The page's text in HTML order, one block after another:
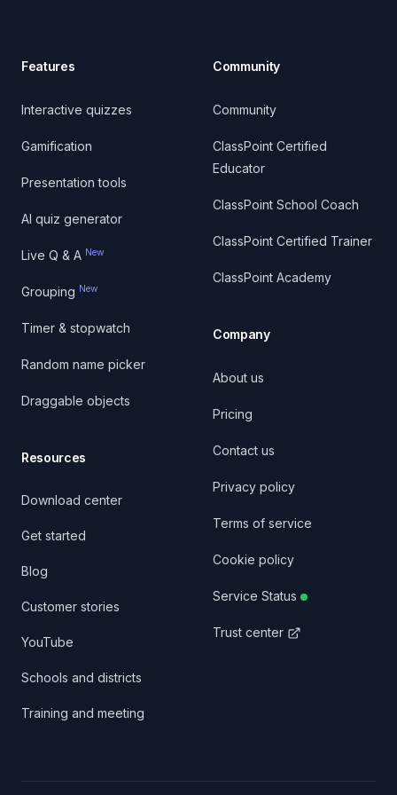
Features
Interactive quizzes
Gamification
Presentation tools
AI quiz generator
Live Q & A New
Grouping New
Timer & stopwatch
Random name picker
Draggable objects
Resources
Download center
Get started
Blog
Customer stories
YouTube
Schools and districts
Training and meeting
Community
Community
ClassPoint Certified
Educator
ClassPoint School Coach
ClassPoint Certified Trainer
ClassPoint Academy
Company
About us
Pricing
Contact us
Privacy policy
Terms of service
Cookie policy
Service Status
Trust center